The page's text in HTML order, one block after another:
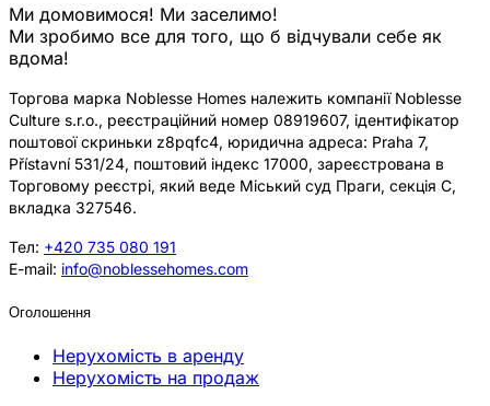
Ми домовимося! Ми заселимо!
Ми зробимо все для того, що б відчували себе як
вдома!
Торгова марка Noblesse Homes належить компанії Noblesse
Culture s.r.o., реєстраційний номер 08919607, ідентифікатор
поштової скриньки z8pqfc4, юридична адреса: Praha 7,
Přístavní 531/24, поштовий індекс 17000, зареєстрована в
Торговому реєстрі, який веде Міський суд Праги, секція C,
вкладка 327546.
Тел: +420 735 080 191
E-mail: info@noblessehomes.com
Оголошення
Нерухомість в аренду
Нерухомість на продаж